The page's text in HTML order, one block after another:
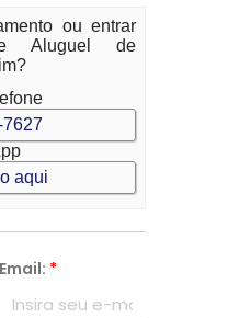
ou entrar
Aluguel de
7627
aqui
Email: *